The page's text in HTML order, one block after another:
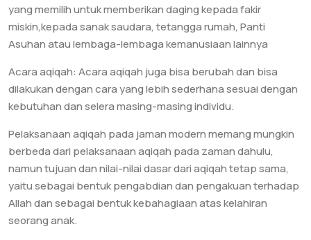
yang memilih untuk memberikan daging kepada fakir
miskin,kepada sanak saudara, tetangga rumah, Panti
Asuhan atau lembaga-lembaga kemanusiaan lainnya
Acara aqiqah: Acara aqiqah juga bisa berubah dan bisa
dilakukan dengan cara yang lebih sederhana sesuai dengan
kebutuhan dan selera masing-masing individu.
Pelaksanaan aqiqah pada jaman modern memang mungkin
berbeda dari pelaksanaan aqiqah pada zaman dahulu,
namun tujuan dan nilai-nilai dasar dari aqiqah tetap sama,
yaitu sebagai bentuk pengabdian dan pengakuan terhadap
Allah dan sebagai bentuk kebahagiaan atas kelahiran
seorang anak.